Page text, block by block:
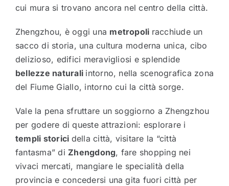
cui mura si trovano ancora nel centro della città.
Zhengzhou, è oggi una metropoli racchiude un
sacco di storia, una cultura moderna unica, cibo
delizioso, edifici meravigliosi e splendide
bellezze naturali intorno, nella scenografica zona
del Fiume Giallo, intorno cui la città sorge.
Vale la pena sfruttare un soggiorno a Zhengzhou
per godere di queste attrazioni: esplorare i
templi storici della città, visitare la “città
fantasma” diZhengdong, fare shopping nei
vivaci mercati, mangiare le specialità della
provincia e concedersi una gita fuori città per